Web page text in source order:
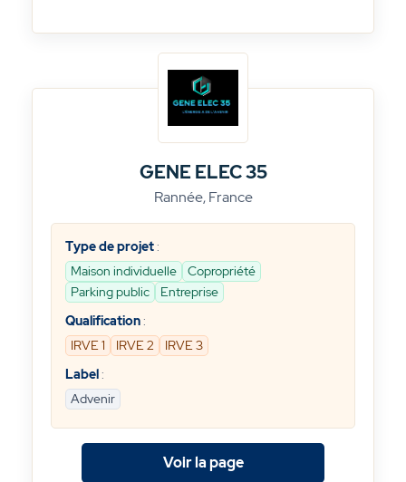
GENE ELEC 35
Rannée, France
Type de projet:
Maison individuelle
Copropriété
Parking public
Entreprise
Qualification:
IRVE 1
IRVE 2
IRVE 3
Label:
Advenir
Voir la page